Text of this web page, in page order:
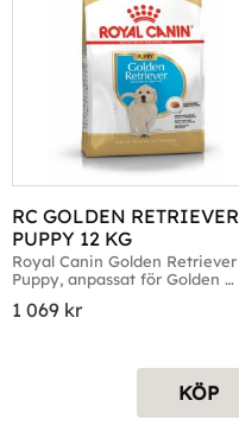
RC GOLDEN RETRIEVER
PUPPY 12 KG
Royal Canin Golden Retriever
Puppy, anpassat för Golden
1 069 kr
KÖP